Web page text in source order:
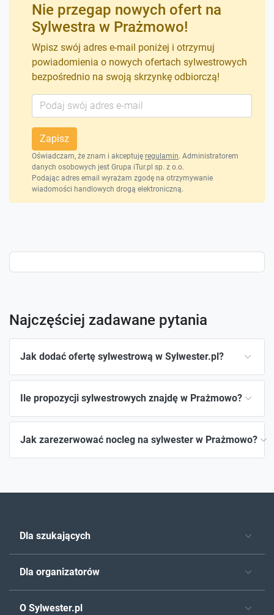
Nie przegap nowych ofert na
Sylwestra w Prażmowo!
Wpisz swój adres e-mail poniżej i otrzymuj
powiadomienia o nowych ofertach sylwestrowych
bezpośrednio na swoją skrzynkę odbiorczą!
Zapisz
Oświadczam, że znam i akceptuję regulamin. Administratorem
danych osobowych jest Grupa iTur.pl sp. z o.o.
Podając adres email wyrażam zgodę na otrzymywanie
wiadomości handlowych drogą elektroniczną.
Najczęściej zadawane pytania
Jak dodać ofertę sylwestrową w Sylwester.pl?
Ile propozycji sylwestrowych znajdę w Prażmowo?
Jak zarezerwować nocleg na sylwester w Prażmowo?
Dla szukających
Dla organizatorów
O Sylwester.pl